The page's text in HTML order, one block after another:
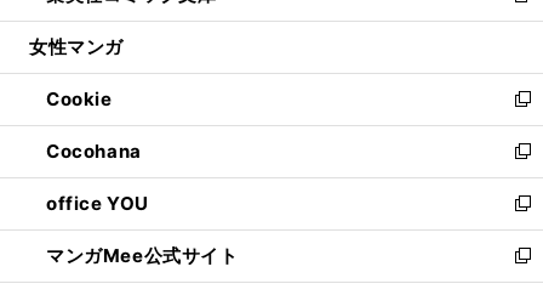
開
ウ
開
く
ン
ウ
で
開
く
ウ
ン
ド
ウ
で
開
く
し
ウ
ィ
ン
ド
ウ
で
開
く
女性マンガ
Cookie
新
し
い
ウ
ィ
ン
ド
ウ
Cocohana
新
し
い
ウ
ィ
ン
office YOU
新
し
い
ウ
マンガMee公式サイト
新
し